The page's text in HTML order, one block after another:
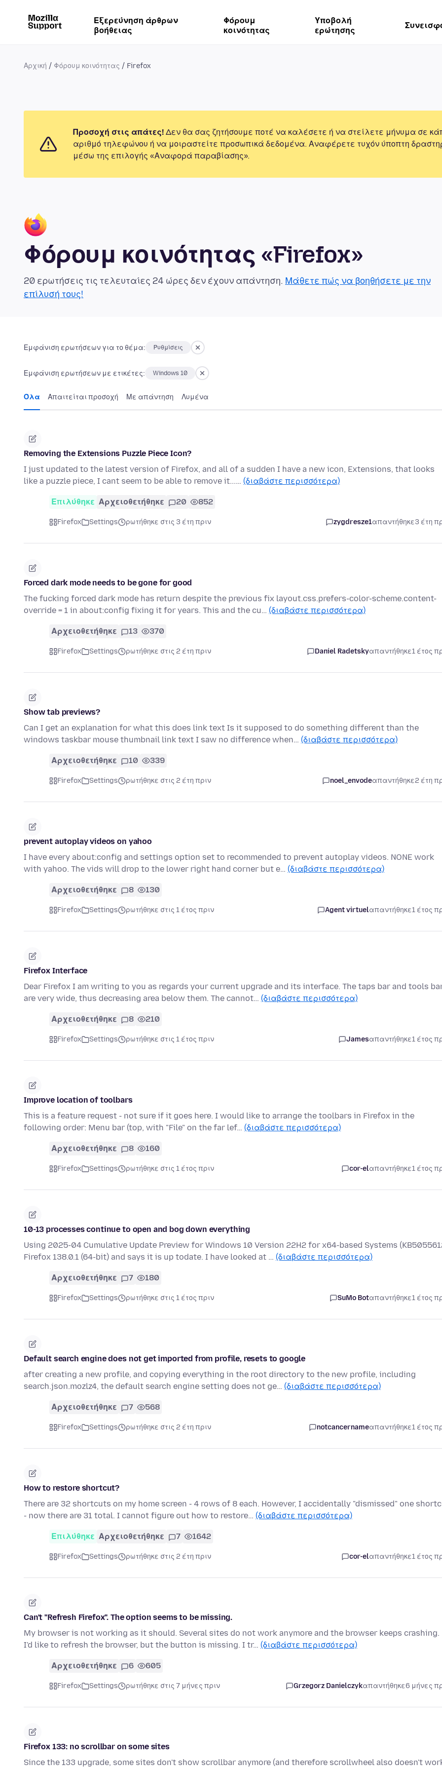
Εξερεύνηση άρθρων
βοήθειας
Φόρουμ
κοινότητας
Υποβολή
ερώτησης
Αρχική Φόρουμ κοινότητας Firefox
Προσοχή στις απάτες! Δεν θα σας ζητήσουμε ποτέ να καλέσετε ή να στείλετε μήνυμα σε
αριθμό τηλεφώνου ή να μοιραστείτε προσωπικά δεδομένα. Αναφέρετε τυχόν ύποπτη
μέσω της επιλογής «Αναφορά παραβίασης».
Φόρουμ κοινότητας «Firefox»
20 ερωτήσεις τις τελευταίες 24 ώρες δεν έχουν απάντηση. Μάθετε πώς να βοηθήσετε με την
επίλυσή τους!
Εμφάνιση ερωτήσεων για το θέμα: Ρυθμίσεις
Εμφάνιση ερωτήσεων με ετικέτες: Windows 10
Όλα Απαιτείται προσοχή Με απάντηση Λυμένα
Removing the Extensions Puzzle Piece Icon?
I just updated to the latest version of Firefox, and all of a sudden I have a new icon, Extensions, that looks
like a puzzle piece, I cant seem to be able to remove it...… (διαβάστε περισσότερα)
Επιλύθηκε Αρχειοθετήθηκε 20 852
Firefox Settings ρωτήθηκε στις 3 έτη πριν zygdresze1απαντήθηκε3 έτη
Forced dark mode needs to be gone for good
The fucking forced dark mode has return despite the previous fix layout.css.prefers-color-scheme.content-
override = 1 in about:config fixing it for years. This and the cu… (διαβάστε περισσότερα)
Αρχειοθετήθηκε 13 370
Firefox Settings ρωτήθηκε στις 2 έτη πριν Daniel Radetskyαπαντήθηκε1 έτος
Show tab previews?
Can I get an explanation for what this does link text Is it supposed to do something different than the
windows taskbar mouse thumbnail link text I saw no difference when… (διαβάστε περισσότερα)
Αρχειοθετήθηκε 10 339
Firefox Settings ρωτήθηκε στις 2 έτη πριν noel_envodeαπαντήθηκε2 έτη
prevent autoplay videos on yahoo
I have every about:config and settings option set to recommended to prevent autoplay videos. NONE work
with yahoo. The vids will drop to the lower right hand corner but e… (διαβάστε περισσότερα)
Αρχειοθετήθηκε 8 130
Firefox Settings ρωτήθηκε στις 1 έτος πριν Agent virtuelαπαντήθηκε1 έτος
Firefox Interface
Dear Firefox I am writing to you as regards your current upgrade and its interface. The taps bar and tools
are very wide, thus decreasing area below them. The cannot… (διαβάστε περισσότερα)
Αρχειοθετήθηκε 8 210
Firefox Settings ρωτήθηκε στις 1 έτος πριν Jamesαπαντήθηκε1 έτος
Improve location of toolbars
This is a feature request - not sure if it goes here. I would like to arrange the toolbars in Firefox in the
following order: Menu bar (top, with "File" on the far lef… (διαβάστε περισσότερα)
Αρχειοθετήθηκε 8 160
Firefox Settings ρωτήθηκε στις 1 έτος πριν cor-elαπαντήθηκε1 έτος
10-13 processes continue to open and bog down everything
Using 2025-04 Cumulative Update Preview for Windows 10 Version 22H2 for x64-based Systems
Firefox 138.0.1 (64-bit) and says it is up todate. I have looked at … (διαβάστε περισσότερα)
Αρχειοθετήθηκε 7 180
Firefox Settings ρωτήθηκε στις 1 έτος πριν SuMo Botαπαντήθηκε1 έτος
Default search engine does not get imported from profile, resets to google
after creating a new profile, and copying everything in the root directory to the new profile, including
search.json.mozlz4, the default search engine setting does not ge… (διαβάστε περισσότερα)
Αρχειοθετήθηκε 7 568
Firefox Settings ρωτήθηκε στις 2 έτη πριν notcancernameαπαντήθηκε1 έτος
How to restore shortcut?
There are 32 shortcuts on my home screen - 4 rows of 8 each. However, I accidentally "dismissed" one
- now there are 31 total. I cannot figure out how to restore… (διαβάστε περισσότερα)
Επιλύθηκε Αρχειοθετήθηκε 7 1642
Firefox Settings ρωτήθηκε στις 2 έτη πριν cor-elαπαντήθηκε1 έτος
Can't "Refresh Firefox". The option seems to be missing.
My browser is not working as it should. Several sites do not work anymore and the browser keeps crashing.
I'd like to refresh the browser, but the button is missing. I tr… (διαβάστε περισσότερα)
Αρχειοθετήθηκε 6 605
Firefox Settings ρωτήθηκε στις 7 μήνες πριν Grzegorz Danielczykαπαντήθηκε6 μήνες
Firefox 133: no scrollbar on some sites
Since the 133 upgrade, some sites don't show scrollbar anymore (and therefore scrollwheel also doesn't